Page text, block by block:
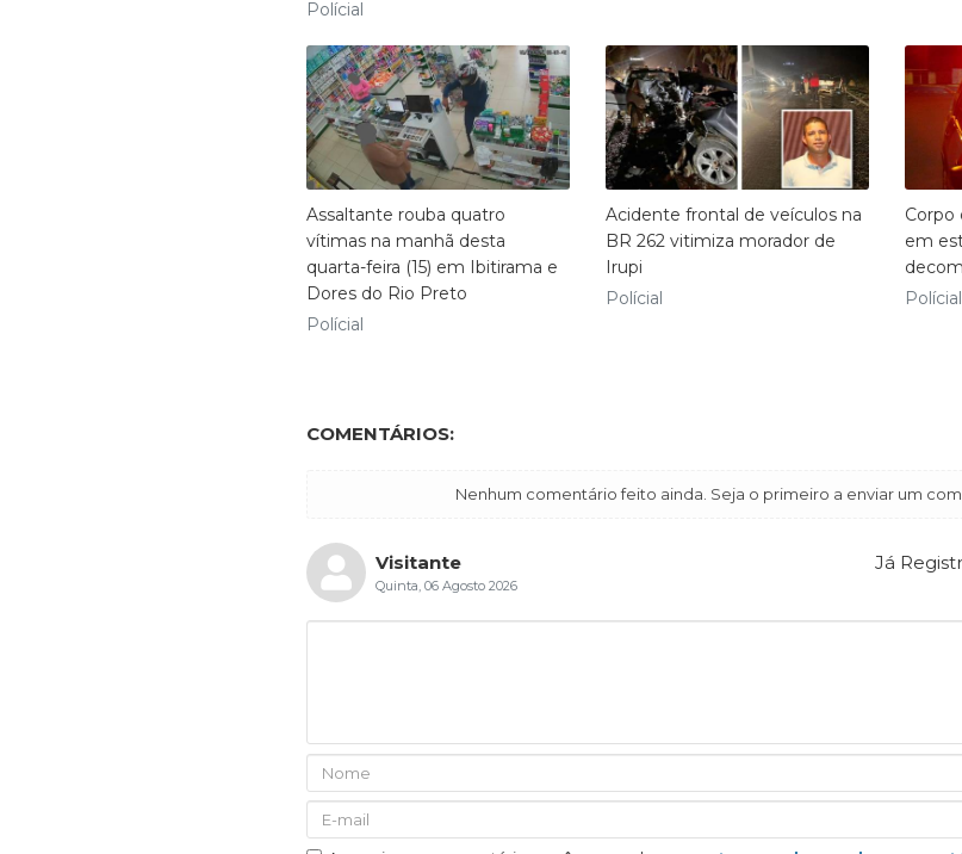
Polícial
Assaltante rouba quatro
vítimas na manhã desta
quarta-feira (15) em Ibitirama e
Dores do Rio Preto
Polícial
Acidente frontal de veículos na
BR 262 vitimiza morador de
Irupi
Polícial
Corpo
em
Polícial
COMENTÁRIOS:
Nenhum comentário feito ainda. Seja o primeiro a enviar um
Já
Visitante
Quinta, 06 Agosto 2026